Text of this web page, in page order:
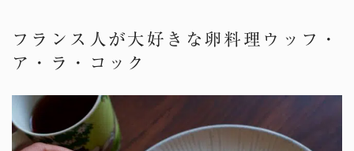
フランス人が大好きな卵料理ウッフ・
ア・ラ・コック